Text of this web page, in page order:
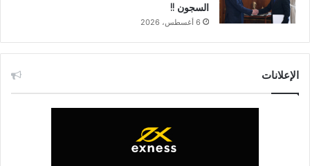
السجون !!
6 أغسطس، 2026
الإعلانات